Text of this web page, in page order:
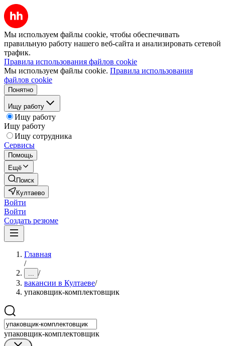
Мы используем файлы cookie, чтобы обеспечивать
правильную работу нашего веб-сайта и анализировать сетевой
трафик.
Правила использования файлов cookie
Мы используем файлы cookie. Правила использования
файлов cookie
Понятно
Ищу работу
Ищу работу
Ищу работу
Ищу сотрудника
Сервисы
Помощь
Ещё
Поиск
Култаево
Войти
Войти
Создать резюме
Главная
/
... /
вакансии в Култаеве/
упаковщик-комплектовщик
упаковщик-комплектовщик